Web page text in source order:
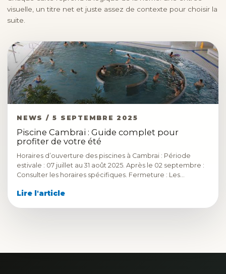
visuelle, un titre net et juste assez de contexte pour choisir la
suite.
NEWS / 5 SEPTEMBRE 2025
Piscine Cambrai : Guide complet pour
profiter de votre été
Horaires d’ouverture des piscines à Cambrai : Période
estivale : 07 juillet au 31 août 2025. Après le 02 septembre :
Consulter les horaires spécifiques. Fermeture : Les…
Lire l'article